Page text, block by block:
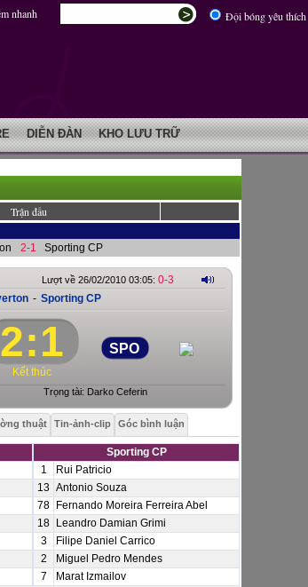
Đội bóng yêu thích
nhanh
DIỄN ĐÀN KHO LƯU TRỮ
Trận đấu
2-1 Sporting CP
Lượt về 26/02/2010 03:05: 0-3
- Sporting CP
2:1
Kết thúc
SPO
Trọng tài: Darko Ceferin
thuật Tin-ảnh-clip Góc bình luận
Sporting CP
1
Rui Patricio
13 Antonio Souza
78
Fernando Moreira Ferreira Abel
18
Leandro Damian Grimi
3
Filipe Daniel Carrico
2
Miguel Pedro Mendes
7
Marat Izmailov